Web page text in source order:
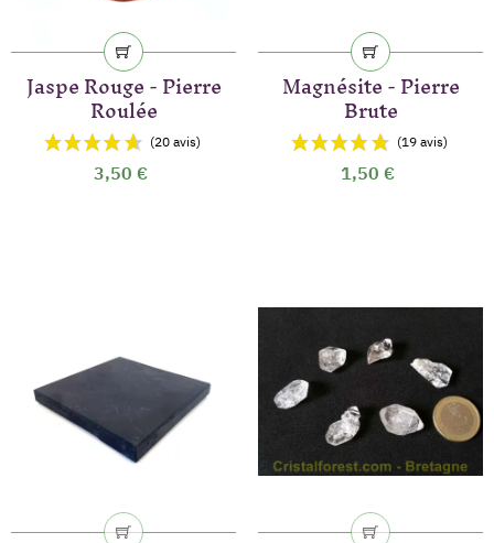
Jaspe Rouge - Pierre
Roulée
3,50 €
Magnésite - Pierre
Brute
1,50 €